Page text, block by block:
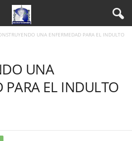
UNA ENFERMEDAD PARA EL INDULTO
UNA
PARA EL INDULTO